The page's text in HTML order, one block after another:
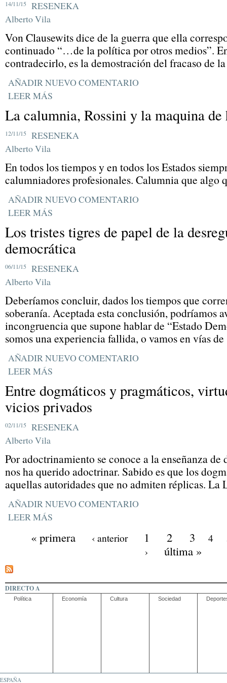
14/11/15
RESENEKA
Alberto Vila
Von Clausewits dice de la guerra que ella
continuado “…de la política por otros medios”.
contradecirlo, es la demostración del fracaso de
AÑADIR NUEVO COMENTARIO
LEER MÁS
La calumnia, Rossini y la maquina de
12/11/15
RESENEKA
Alberto Vila
En todos los tiempos y en todos los Estados
calumniadores profesionales. Calumnia que algo
AÑADIR NUEVO COMENTARIO
LEER MÁS
Los tristes tigres de papel de la
democrática
06/11/15
RESENEKA
Alberto Vila
Deberíamos concluir, dados los tiempos que
soberanía. Aceptada esta conclusión, podríamos
incongruencia que supone hablar de “Estado
somos una experiencia fallida, o vamos en vías de
AÑADIR NUEVO COMENTARIO
LEER MÁS
Entre dogmáticos y pragmáticos,
vicios privados
02/11/15
RESENEKA
Alberto Vila
Por adoctrinamiento se conoce a la enseñanza de
nos ha querido adoctrinar. Sabido es que los
aquellas autoridades que no admiten réplicas. La
AÑADIR NUEVO COMENTARIO
LEER MÁS
« primera ‹ anterior 1 2 3 4
› última »
DIRECTO A
Política Economía Cultura Sociedad
ESPAÑA